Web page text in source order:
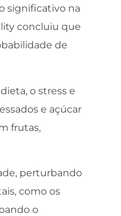
significativo na
concluiu que
de
o stress e
e açúcar
frutas,
perturbando
como os
o